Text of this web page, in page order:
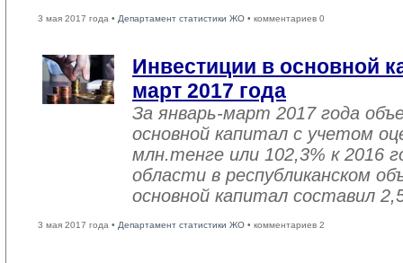
3 мая 2017 года • Департамент статистики ЖО • комментариев 0
Инвестиции в основной
март 2017 года
За январь-март 2017 года
основной капитал с учетом
млн.тенге или 102,3% к 2016
области в республиканском
основной капитал составил
3 мая 2017 года • Департамент статистики ЖО • комментариев 2